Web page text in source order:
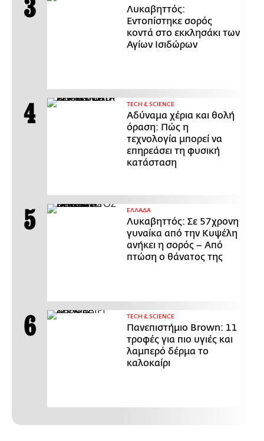
Λυκαβηττός:
Εντοπίστηκε σορός
κοντά στο εκκλησάκι των
Αγίων Ισιδώρων
ΤECH & SCIENCE
Αδύναμα χέρια και θολή
όραση: Πώς η
τεχνολογία μπορεί να
επηρεάσει τη φυσική
κατάσταση
ΕΛΛΑΔΑ
Λυκαβηττός: Σε 57χρονη
γυναίκα από την Κυψέλη
ανήκει η σορός – Από
πτώση ο θάνατος της
ΤECH & SCIENCE
Πανεπιστήμιο Brown: 11
τροφές για πιο υγιές και
λαμπερό δέρμα το
καλοκαίρι